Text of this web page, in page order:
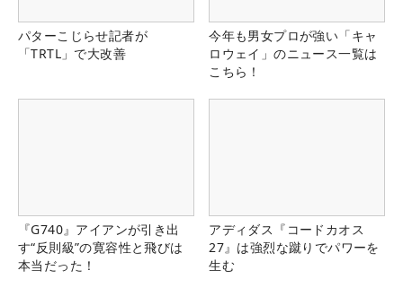
パターこじらせ記者が
「TRTL」で大改善
今年も男女プロが強い「キャ
ロウェイ」のニュース一覧は
こちら！
『G740』アイアンが引き出
す“反則級”の寛容性と飛びは
本当だった！
アディダス『コードカオス
27』は強烈な蹴りでパワーを
生む